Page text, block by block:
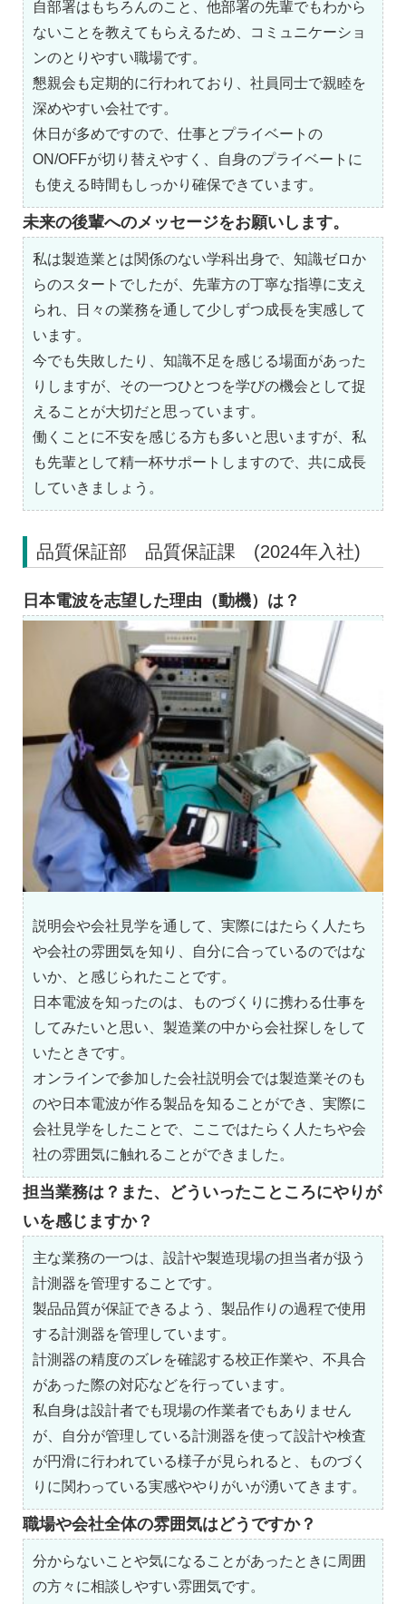
自部署はもちろんのこと、他部署の先輩でもわから
ないことを教えてもらえるため、コミュニケーショ
ンのとりやすい職場です。
懇親会も定期的に行われており、社員同士で親睦を
深めやすい会社です。
休日が多めですので、仕事とプライベートの
ON/OFFが切り替えやすく、自身のプライベートに
も使える時間もしっかり確保できています。
未来の後輩へのメッセージをお願いします。
私は製造業とは関係のない学科出身で、知識ゼロか
らのスタートでしたが、先輩方の丁寧な指導に支え
られ、日々の業務を通して少しずつ成長を実感して
います。
今でも失敗したり、知識不足を感じる場面があった
りしますが、その一つひとつを学びの機会として捉
えることが大切だと思っています。
働くことに不安を感じる方も多いと思いますが、私
も先輩として精一杯サポートしますので、共に成長
していきましょう。
品質保証部 品質保証課 (2024年入社)
日本電波を志望した理由（動機）は？
説明会や会社見学を通して、実際にはたらく人たち
や会社の雰囲気を知り、自分に合っているのではな
いか、と感じられたことです。
日本電波を知ったのは、ものづくりに携わる仕事を
してみたいと思い、製造業の中から会社探しをして
いたときです。
オンラインで参加した会社説明会では製造業そのも
のや日本電波が作る製品を知ることができ、実際に
会社見学をしたことで、ここではたらく人たちや会
社の雰囲気に触れることができました。
担当業務は？また、どういったこところにやりが
いを感じますか？
主な業務の一つは、設計や製造現場の担当者が扱う
計測器を管理することです。
製品品質が保証できるよう、製品作りの過程で使用
する計測器を管理しています。
計測器の精度のズレを確認する校正作業や、不具合
があった際の対応などを行っています。
私自身は設計者でも現場の作業者でもありません
が、自分が管理している計測器を使って設計や検査
が円滑に行われている様子が見られると、ものづく
りに関わっている実感ややりがいが湧いてきます。
職場や会社全体の雰囲気はどうですか？
分からないことや気になることがあったときに周囲
の方々に相談しやすい雰囲気です。